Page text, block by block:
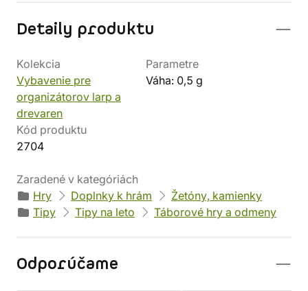
Detaily produktu
Kolekcia
Vybavenie pre
organizátorov larp a
drevaren
Parametre
Váha: 0,5 g
Kód produktu
2704
Zaradené v kategóriách
Hry
Doplnky k hrám
Žetóny, kamienky
Tipy
Tipy na leto Táborové hry a odmeny
Odporúčame